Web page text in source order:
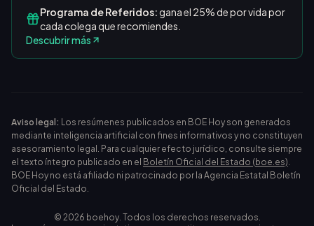
Programa de Referidos:gana el 25% de por vida por
cada colega que recomiendes.
Descubrir más
Aviso legal: Los resúmenes publicados en BOE Hoy son generados
mediante inteligencia artificial con fines informativos y no constituyen
asesoramiento legal. Para cualquier efecto jurídico, consulte siempre
el texto íntegro publicado en el Boletín Oficial del Estado (boe.es).
BOE Hoy no está afiliado ni patrocinado por la Agencia Estatal Boletín
Oficial del Estado.
© 2026 boehoy. Todos los derechos reservados.